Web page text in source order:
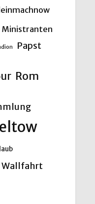
Ministranten
Papst
Rom
Wallfahrt